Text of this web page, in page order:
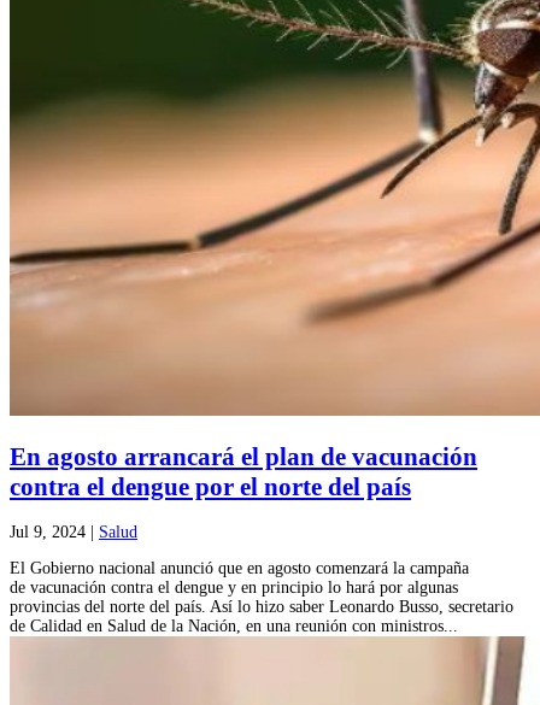
En agosto arrancará el plan de vacunación
contra el dengue por el norte del país
Jul 9, 2024
Salud
El Gobierno nacional anunció que en agosto comenzará la campaña
de vacunación contra el dengue y en principio lo hará por algunas
provincias del norte del país. Así lo hizo saber Leonardo Busso, secretario
de Calidad en Salud de la Nación, en una reunión con ministros...